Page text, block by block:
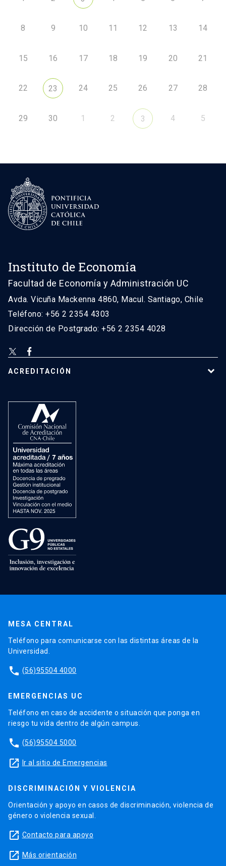
8 9 10 11 12 13 14
15 16 17 18 19 20 21
22 23 24 25 26 27 28
29 30 1 2 3 4 5
Instituto de Economía
Facultad de Economía y Administración UC
Avda. Vicuña Mackenna 4860, Macul. Santiago, Chile
Teléfono: +56 2 2354 4303
Dirección de Postgrado: +56 2 2354 4028
ACREDITACIÓN
MESA CENTRAL
Teléfono para comunicarse con las distintas áreas de la
Universidad.
phone (56)95504 4000
EMERGENCIAS UC
Teléfono en caso de accidente o situación que ponga en
riesgo tu vida dentro de algún campus.
phone (56)95504 5000
launch Ir al sitio de Emergencias
DISCRIMINACIÓN Y VIOLENCIA
Orientación y apoyo en casos de discriminación, violencia de
género o violencia sexual.
launch Contacto para apoyo
launch Más orientación